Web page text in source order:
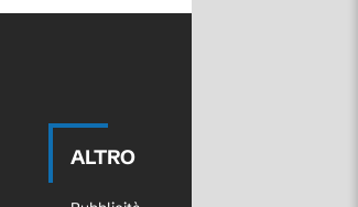
ALTRO